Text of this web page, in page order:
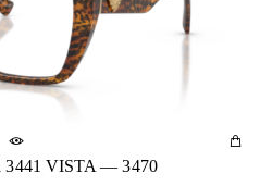
3441 VISTA — 3470